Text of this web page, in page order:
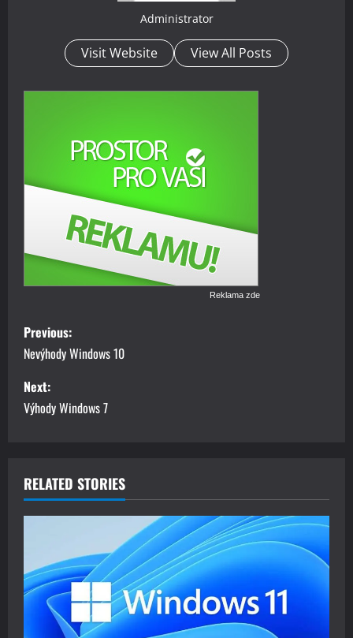
Administrator
Visit Website View All Posts
Reklama zde
P
o
s
t
a
v
g
Previous:
Nevýhody Windows 10
Next:
Výhody Windows 7
RELATED STORIES